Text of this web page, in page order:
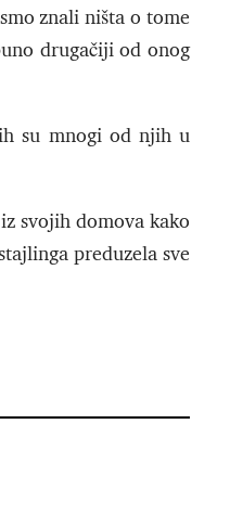
znali ništa o tome
drugačiji od onog
su mnogi od njih u
svojih domova kako
preduzela sve